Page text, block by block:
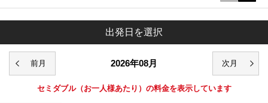
出発日を選択
2026年08月
セミダブル（お一人様あたり）の料金を表示しています